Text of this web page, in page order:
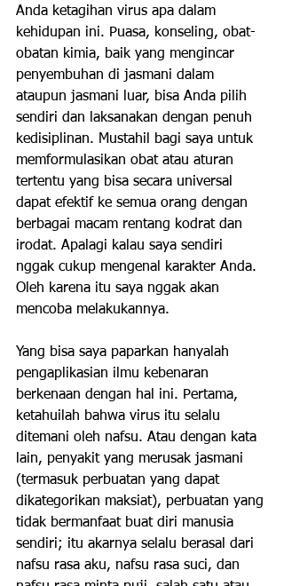
Anda ketagihan virus apa dalam
kehidupan ini. Puasa, konseling, obat-
obatan kimia, baik yang mengincar
penyembuhan di jasmani dalam
ataupun jasmani luar, bisa Anda pilih
sendiri dan laksanakan dengan penuh
kedisiplinan. Mustahil bagi saya untuk
memformulasikan obat atau aturan
tertentu yang bisa secara universal
dapat efektif ke semua orang dengan
berbagai macam rentang kodrat dan
irodat. Apalagi kalau saya sendiri
nggak cukup mengenal karakter Anda.
Oleh karena itu saya nggak akan
mencoba melakukannya.
Yang bisa saya paparkan hanyalah
pengaplikasian ilmu kebenaran
berkenaan dengan hal ini. Pertama,
ketahuilah bahwa virus itu selalu
ditemani oleh nafsu. Atau dengan kata
lain, penyakit yang merusak jasmani
(termasuk perbuatan yang dapat
dikategorikan maksiat), perbuatan yang
tidak bermanfaat buat diri manusia
sendiri; itu akarnya selalu berasal dari
nafsu rasa aku, nafsu rasa suci, dan